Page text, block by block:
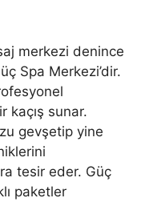
merkezi denince
Spa Merkezi’dir.
kaçış sunar.
gevşetip yine
tesir eder. Güç
paketler